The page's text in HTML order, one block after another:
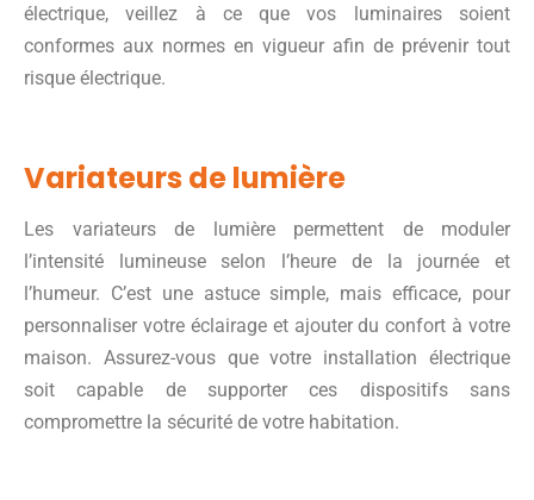
électrique, veillez à ce que vos luminaires soient
conformes aux normes en vigueur afin de prévenir tout
risque électrique.
Variateurs de lumière
Les variateurs de lumière permettent de moduler
l’intensité lumineuse selon l’heure de la journée et
l’humeur. C’est une astuce simple, mais efficace, pour
personnaliser votre éclairage et ajouter du confort à votre
maison. Assurez-vous que votre installation électrique
soit capable de supporter ces dispositifs sans
compromettre la sécurité de votre habitation.